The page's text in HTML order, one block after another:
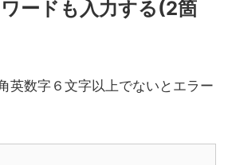
ードも入力する(2箇
英数字６文字以上でないとエラー